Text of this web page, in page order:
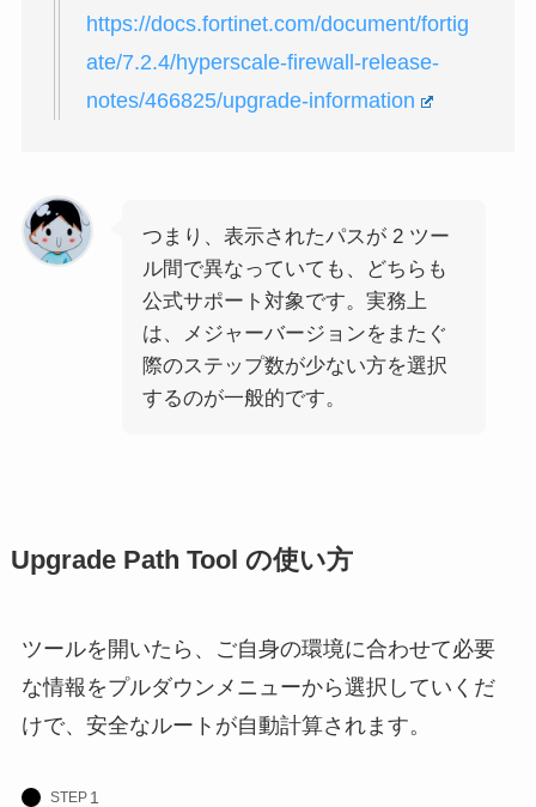
https://docs.fortinet.com/document/fortig
ate/7.2.4/hyperscale-firewall-release-
notes/466825/upgrade-information
つまり、表示されたパスが 2 ツー
ル間で異なっていても、どちらも
公式サポート対象です。実務上
は、メジャーバージョンをまたぐ
際のステップ数が少ない方を選択
するのが一般的です。
Upgrade Path Tool の使い方
ツールを開いたら、ご自身の環境に合わせて必要
な情報をプルダウンメニューから選択していくだ
けで、安全なルートが自動計算されます。
STEP